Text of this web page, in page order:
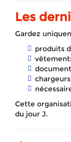
Les
Gardez
produits
Cette
du jour J.